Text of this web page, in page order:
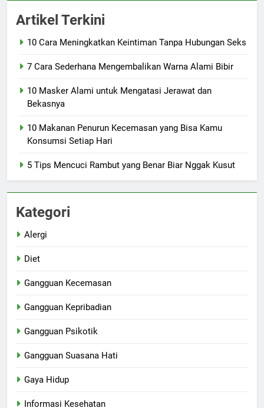
Artikel Terkini
10 Cara Meningkatkan Keintiman Tanpa Hubungan Seks
7 Cara Sederhana Mengembalikan Warna Alami Bibir
10 Masker Alami untuk Mengatasi Jerawat dan
Bekasnya
10 Makanan Penurun Kecemasan yang Bisa Kamu
Konsumsi Setiap Hari
5 Tips Mencuci Rambut yang Benar Biar Nggak Kusut
Kategori
Alergi
Diet
Gangguan Kecemasan
Gangguan Kepribadian
Gangguan Psikotik
Gangguan Suasana Hati
Gaya Hidup
Informasi Kesehatan